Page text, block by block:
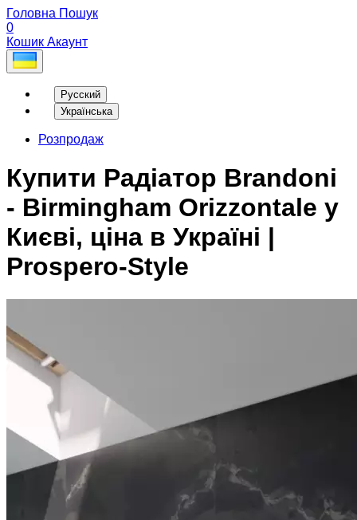
Головна Пошук
0
Кошик Акаунт
Русский
Українська
Розпродаж
Купити Радіатор Brandoni
- Birmingham Orizzontale у
Києві, ціна в Україні |
Prospero-Style